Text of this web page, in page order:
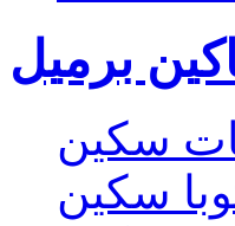
برميل
سكين
سكين